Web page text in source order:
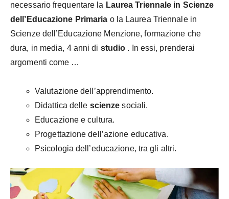
necessario frequentare la Laurea Triennale in Scienze
dell’Educazione Primaria o la Laurea Triennale in
Scienze dell’Educazione Menzione, formazione che
dura, in media, 4 anni di studio . In essi, prenderai
argomenti come …
Valutazione dell’apprendimento.
Didattica delle scienze sociali.
Educazione e cultura.
Progettazione dell’azione educativa.
Psicologia dell’educazione, tra gli altri.